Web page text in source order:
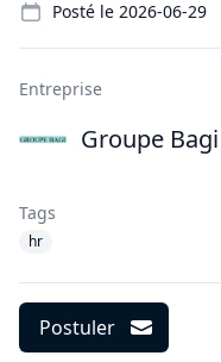
Posté le 2026-06-29
Entreprise
Groupe Bagi
Tags
hr
Postuler